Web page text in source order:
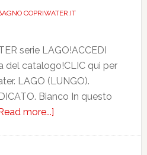
COPRIWATER.IT
serie LAGO!ACCEDI
del catalogo!CLIC qui per
LAGO (LUNGO).
Bianco In questo
more...]